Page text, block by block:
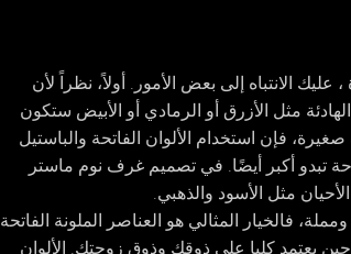
الانتباه إلى بعض الأمور. أولاً، نظراً لأن
مثل الأزرق أو الرمادي أو الأبيض ستكون
فإن استخدام الألوان الفاتحة والباستيل
تبدو أكبر أيضًا. في تصميم غرف نوم ماستر
مثل الأسود والذهبي.
فالخيار المثالي هو العناصر الملونة الفاتحة
يعتمد كليا على ذوقك وذوق زوجتك. الألوان